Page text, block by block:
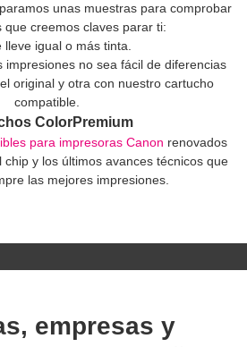
unas muestras para comprobar
que creemos claves parar ti:
igual o más tinta.
no sea fácil de diferencias
original y otra con nuestro cartucho
compatible.
ColorPremium
para impresoras Canon renovados
y los últimos avances técnicos que
las mejores impresiones.
empresas y